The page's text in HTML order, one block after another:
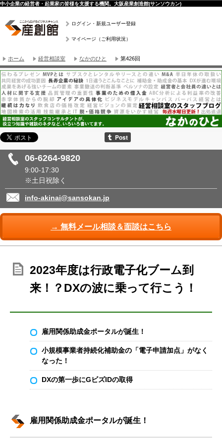
中小企業の経営者・起業家の皆様を支援する機関。大阪産業創造館(サンソウカン)
ログイン・新規ユーザー登録
マイページ（ご利用状況）
ホーム 経営相談室 なかのひと 第426回
06-6264-9820
9:00-17:30
※土日祝除く
info-akinai@sansokan.jp
→ 無料メール相談＆面談はこちら
2023年度は行政電子化ブーム到
来！？DXの波に乗って行こう！
雇用関係助成金ポータルが誕生！
小規模事業者持続化補助金の「電子申請加点」がなく
なった！
DXの第一歩にGビズIDの取得
雇用関係助成金ポータルが誕生！